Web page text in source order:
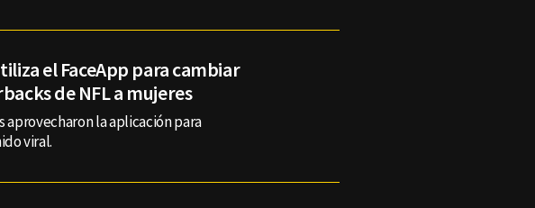
el FaceApp para cambiar
de NFL a mujeres
aprovecharon la aplicación para
viral.